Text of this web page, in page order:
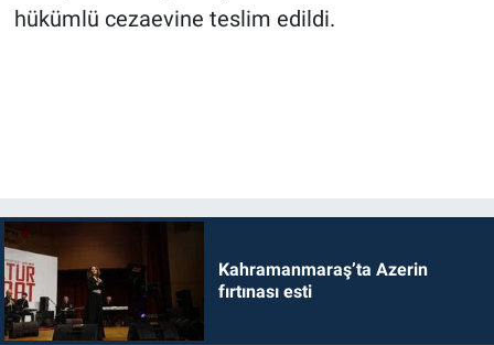
hükümlü cezaevine teslim edildi.
Kahramanmaraş’ta Azerin
fırtınası esti